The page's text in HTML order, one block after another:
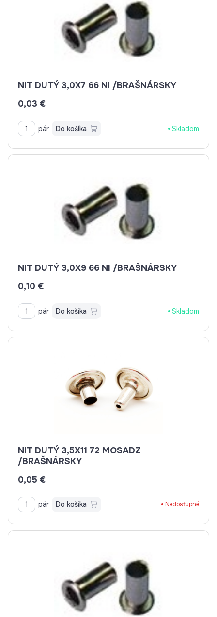
NIT DUTÝ 3,0X7 66 NI /BRAŠNÁRSKY
0,03 €
pár Do košíka Skladom
NIT DUTÝ 3,0X9 66 NI /BRAŠNÁRSKY
0,10 €
pár Do košíka Skladom
NIT DUTÝ 3,5X11 72 MOSADZ
/BRAŠNÁRSKY
0,05 €
pár Do košíka Nedostupné